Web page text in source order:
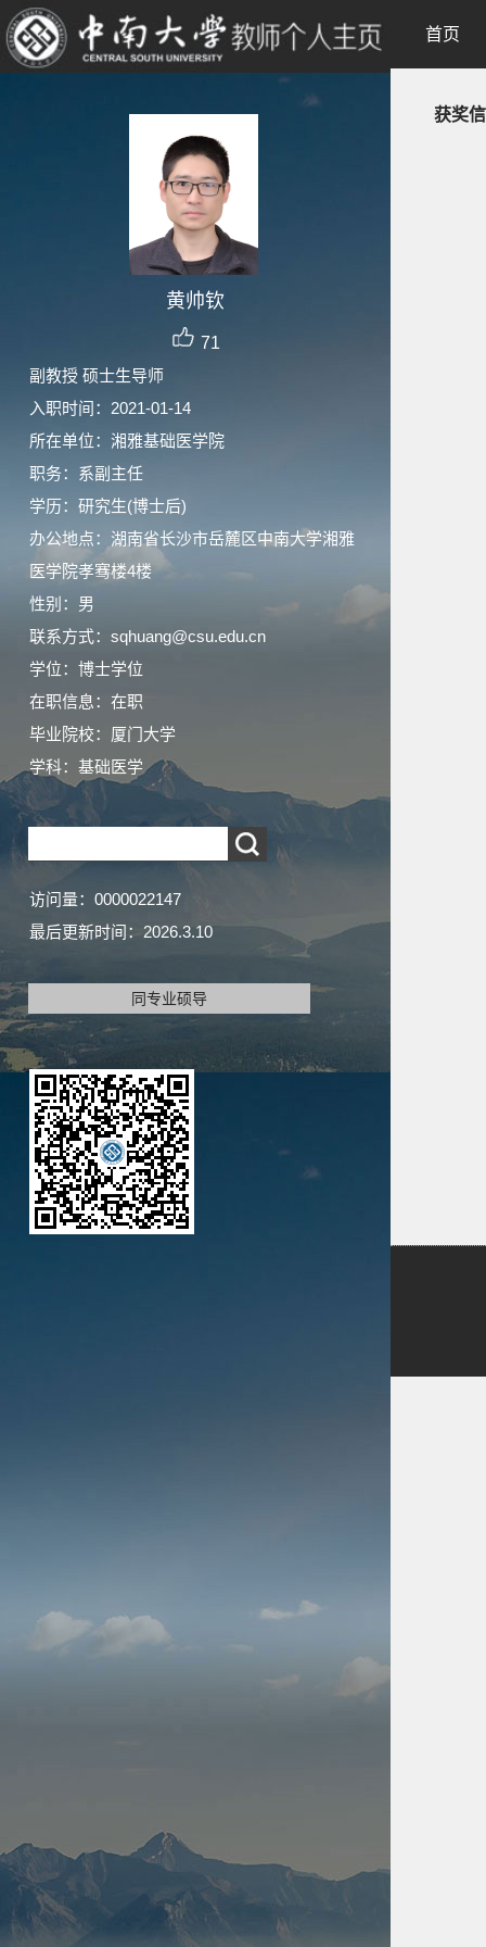
黄帅钦
71
副教授 硕士生导师
入职时间：2021-01-14
所在单位：湘雅基础医学院
职务：系副主任
学历：研究生(博士后)
办公地点：湖南省长沙市岳麓区中南大学湘雅
医学院孝骞楼4楼
性别：男
联系方式：sqhuang@csu.edu.cn
学位：博士学位
在职信息：在职
毕业院校：厦门大学
学科：基础医学
访问量： 0000022147
最后更新时间： 2026.3.10
同专业硕导
首页
获奖